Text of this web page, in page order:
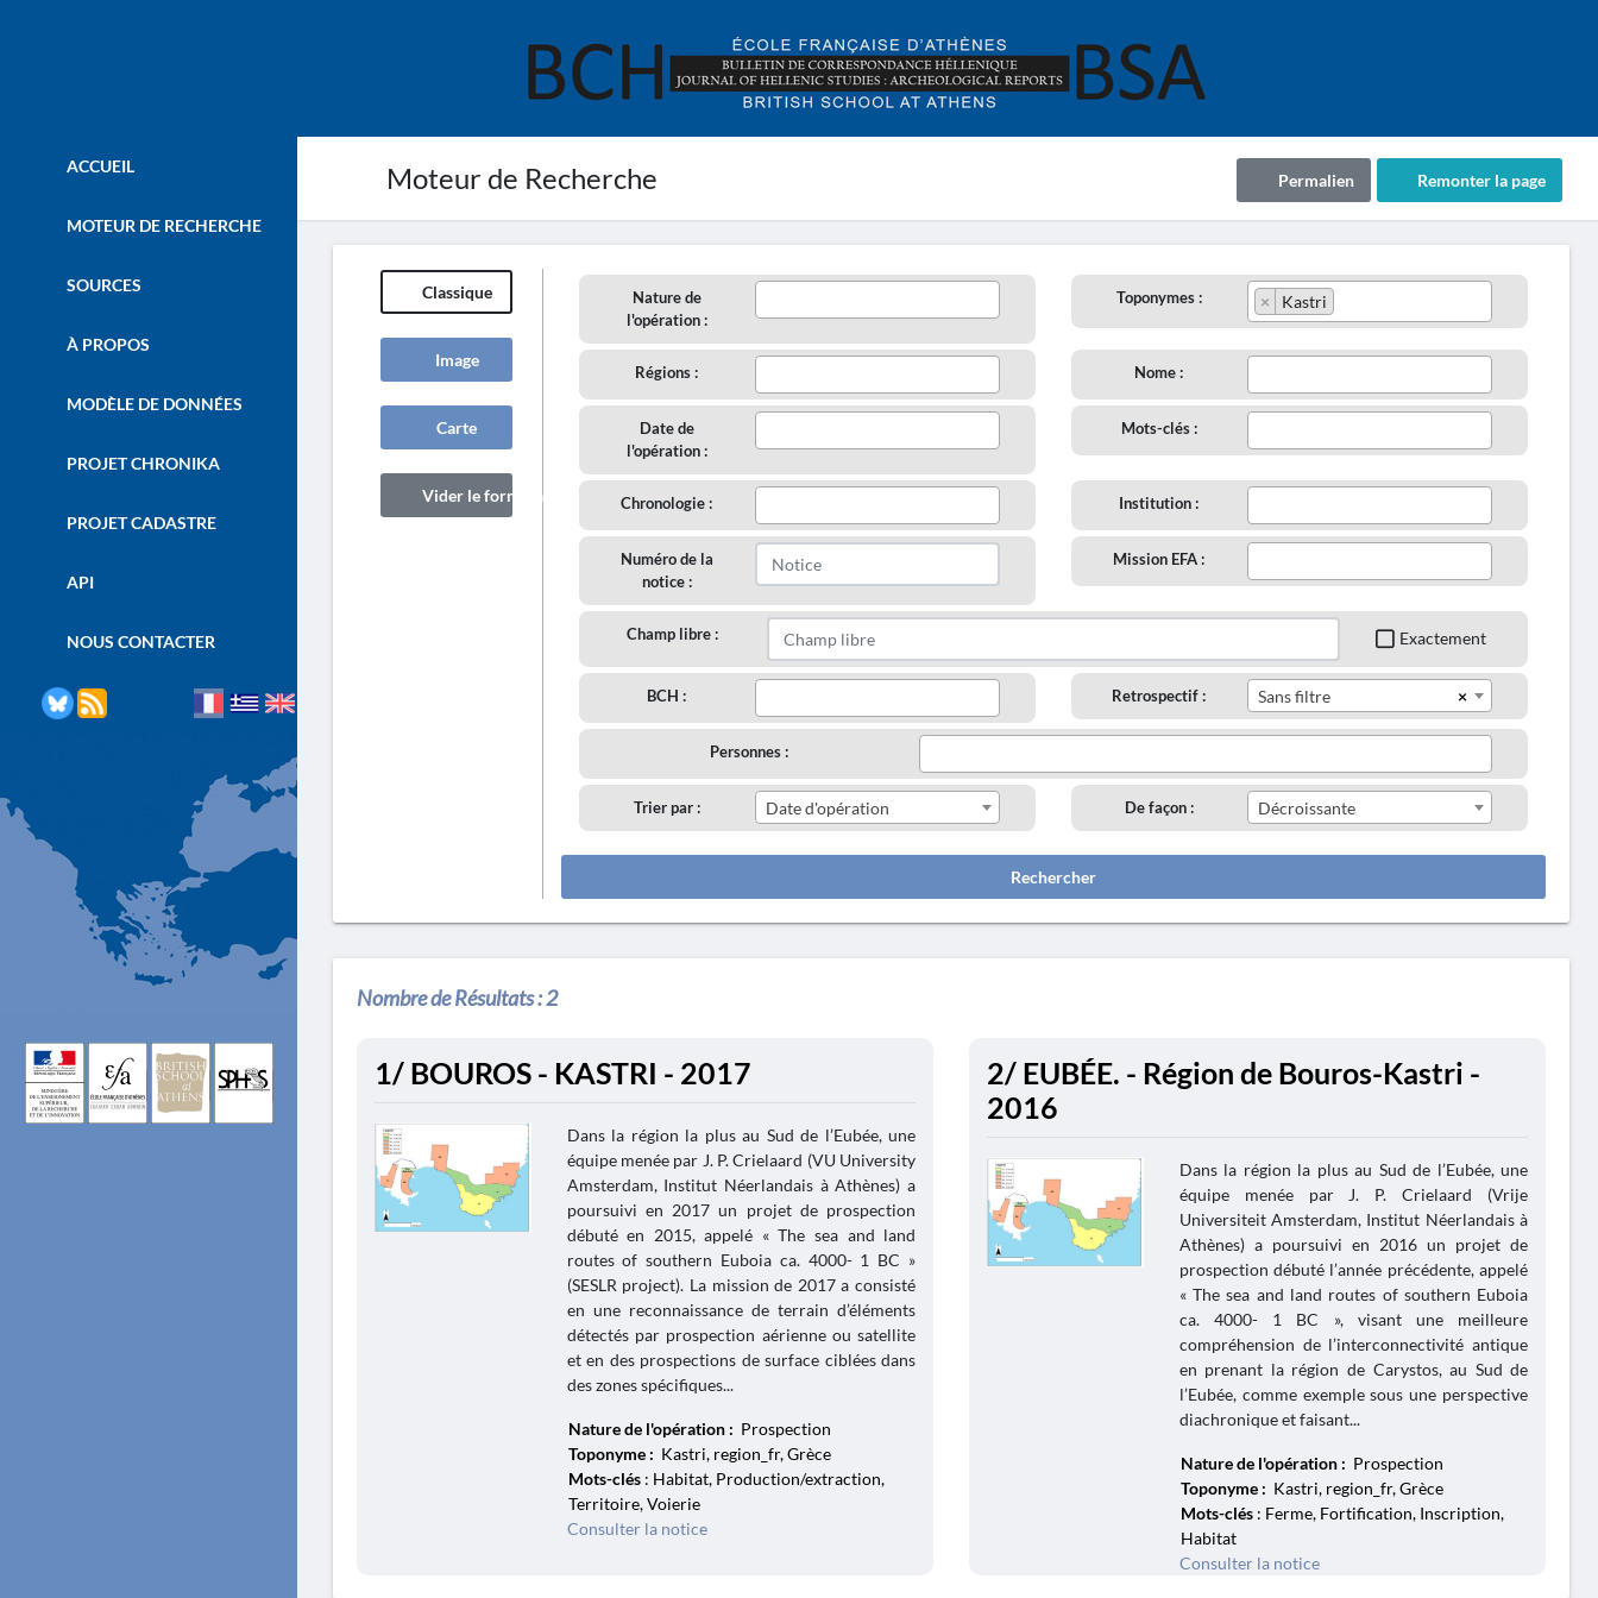
Moteur de Recherche Remonter la page
Permalien
ACCUEIL
MOTEUR DE RECHERCHE
SOURCES
À PROPOS
MODÈLE DE DONNÉES
PROJET CHRONIKA
PROJET CADASTRE
API
NOUS CONTACTER
Classique
Image
Carte
Vider le formulaire
Nature de
l'opération :
Toponymes : × Kastri
Régions : Nome :
Date de
l'opération :
Mots-clés :
Chronologie : Institution :
Numéro de la
notice :
Mission EFA :
Champ libre : Exactement
BCH : Retrospectif : ×
Sans filtre
Personnes :
Trier par : Date d'opération De façon : Décroissante
Rechercher
Nombre de Résultats :2
1/ BOUROS - KASTRI - 2017
Dans la région la plus au Sud de l’Eubée, une
équipe menée par J. P. Crielaard (VU University
Amsterdam, Institut Néerlandais à Athènes) a
poursuivi en 2017 un projet de prospection
débuté en 2015, appelé « The sea and land
routes of southern Euboia ca. 4000- 1 BC »
(SESLR project). La mission de 2017 a consisté
en une reconnaissance de terrain d’éléments
détectés par prospection aérienne ou satellite
et en des prospections de surface ciblées dans
des zones spécifiques...
Nature de l'opération : Prospection
Toponyme : Kastri, region_fr, Grèce
Mots-clés: Habitat, Production/extraction,
Territoire, Voierie
Consulter la notice
2/ EUBÉE. - Région de Bouros-Kastri -
2016
Dans la région la plus au Sud de l’Eubée, une
équipe menée par J. P. Crielaard (Vrije
Universiteit Amsterdam, Institut Néerlandais à
Athènes) a poursuivi en 2016 un projet de
prospection débuté l’année précédente, appelé
« The sea and land routes of southern Euboia
ca. 4000- 1 BC », visant une meilleure
compréhension de l’interconnectivité antique
en prenant la région de Carystos, au Sud de
l’Eubée, comme exemple sous une perspective
diachronique et faisant...
Nature de l'opération : Prospection
Toponyme : Kastri, region_fr, Grèce
Mots-clés: Ferme, Fortification, Inscription,
Habitat
Consulter la notice